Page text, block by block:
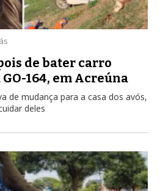
de bater carro
164, em Acreúna
de mudança para a casa dos avós,
deles